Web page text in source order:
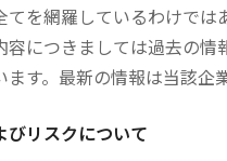
を網羅しているわけでは
容につきましては過去の
ます。最新の情報は当該企
びリスクについて